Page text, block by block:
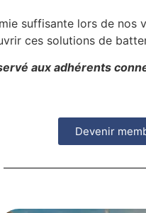
suffisante lors de nos
ces solutions de
aux adhérents
Devenir